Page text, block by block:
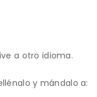
a otro idioma.
y mándalo a: